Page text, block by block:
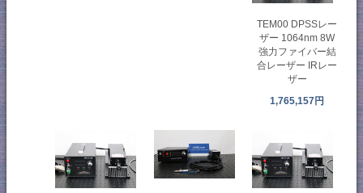
TEM00 DPSSレー
ザー 1064nm 8W
強力ファイバー結
合レーザー IRレー
ザー
1,765,157円